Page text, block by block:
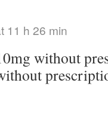
11 h 26 min
without